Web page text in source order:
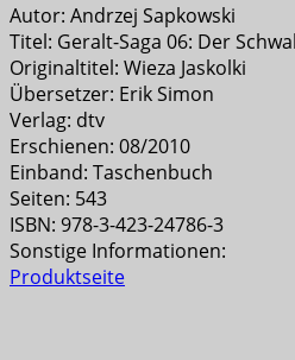
Autor: Andrzej Sapkowski
Titel: Geralt-Saga 06: Der
Originaltitel: Wieza Jaskolki
Übersetzer: Erik Simon
Verlag: dtv
Erschienen: 08/2010
Einband: Taschenbuch
Seiten: 543
ISBN: 978-3-423-24786-3
Sonstige Informationen:
Produktseite